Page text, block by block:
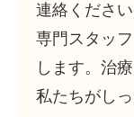
連絡ください
専門スタッ
します。治
私たちがし